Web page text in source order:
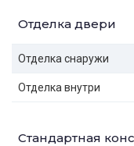
Отделка двери
Отделка снаружи
Отделка внутри
Стандартная